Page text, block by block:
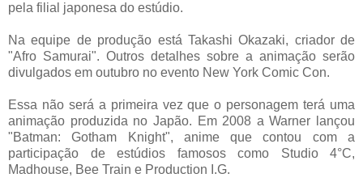
pela filial japonesa do estúdio.
Na equipe de produção está Takashi Okazaki, criador de
"Afro Samurai". Outros detalhes sobre a animação serão
divulgados em outubro no evento New York Comic Con.
Essa não será a primeira vez que o personagem terá uma
animação produzida no Japão. Em 2008 a Warner lançou
"Batman: Gotham Knight", anime que contou com a
participação de estúdios famosos como Studio 4°C,
Madhouse, Bee Train e Production I.G.